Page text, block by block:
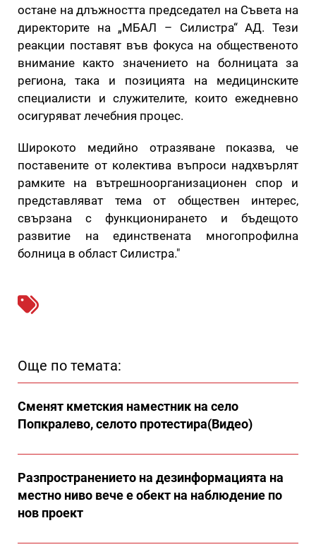
остане на длъжността председател на Съвета на
директорите на „МБАЛ – Силистра“ АД. Тези
реакции поставят във фокуса на общественото
внимание както значението на болницата за
региона, така и позицията на медицинските
специалисти и служителите, които ежедневно
осигуряват лечебния процес.
Широкото медийно отразяване показва, че
поставените от колектива въпроси надхвърлят
рамките на вътрешноорганизационен спор и
представляват тема от обществен интерес,
свързана с функционирането и бъдещото
развитие на единствената многопрофилна
болница в област Силистра."
Още по темата:
Сменят кметския наместник на село
Попкралево, селото протестира(Видео)
Разпространението на дезинформацията на
местно ниво вече е обект на наблюдение по
нов проект